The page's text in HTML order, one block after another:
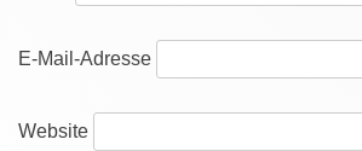
E-Mail-Adresse
Website